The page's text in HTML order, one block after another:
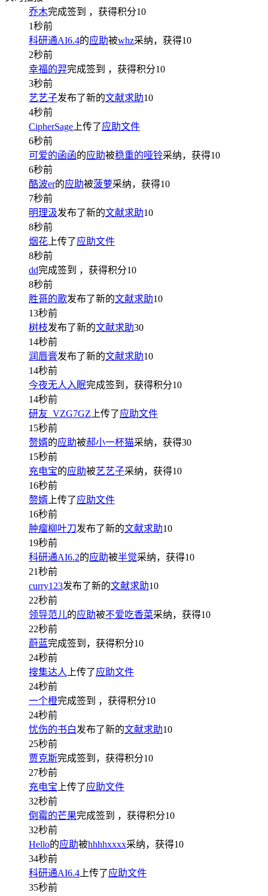
乔木完成签到 ，获得积分10
1秒前
科研通AI6.4的应助被whz采纳，获得10
2秒前
幸福的羿完成签到 ，获得积分10
3秒前
艺艺子发布了新的文献求助10
4秒前
CipherSage 上传了应助文件
6秒前
可爱的函函的应助被稳重的哑铃采纳，获得10
6秒前
酷波er的应助被菠萝采纳，获得10
7秒前
明理汲发布了新的文献求助10
8秒前
烟花 上传了应助文件
8秒前
dd完成签到 ，获得积分10
8秒前
胜哥的歌发布了新的文献求助10
13秒前
树枝发布了新的文献求助30
14秒前
润唇膏发布了新的文献求助10
14秒前
今夜无人入眠完成签到，获得积分10
14秒前
研友_VZG7GZ 上传了应助文件
15秒前
赘婿的应助被郝小一杯猫采纳，获得30
15秒前
充电宝的应助被艺艺子采纳，获得10
16秒前
赘婿 上传了应助文件
16秒前
肿瘤柳叶刀发布了新的文献求助10
19秒前
科研通AI6.2的应助被半觉采纳，获得10
21秒前
curry123发布了新的文献求助10
22秒前
领导范儿的应助被不爱吃香菜采纳，获得10
22秒前
蔚蓝完成签到，获得积分10
24秒前
搜集达人 上传了应助文件
24秒前
一个橙完成签到 ，获得积分10
24秒前
忧伤的书白发布了新的文献求助10
25秒前
贾克斯完成签到，获得积分10
27秒前
充电宝 上传了应助文件
32秒前
倒霉的芒果完成签到 ，获得积分10
32秒前
Hello的应助被hhhhxxxx采纳，获得10
34秒前
科研通AI6.4 上传了应助文件
35秒前